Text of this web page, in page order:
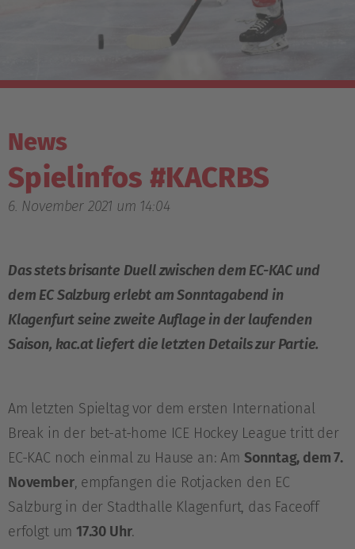
News
Spielinfos #KACRBS
6. November 2021 um 14:04
Das stets brisante Duell zwischen dem EC-KAC und
dem EC Salzburg erlebt am Sonntagabend in
Klagenfurt seine zweite Auflage in der laufenden
Saison, kac.at liefert die letzten Details zur Partie.
Am letzten Spieltag vor dem ersten International
Break in der bet-at-home ICE Hockey League tritt der
EC-KAC noch einmal zu Hause an: Am Sonntag, dem 7.
November, empfangen die Rotjacken den EC
Salzburg in der Stadthalle Klagenfurt, das Faceoff
erfolgt um 17.30 Uhr.